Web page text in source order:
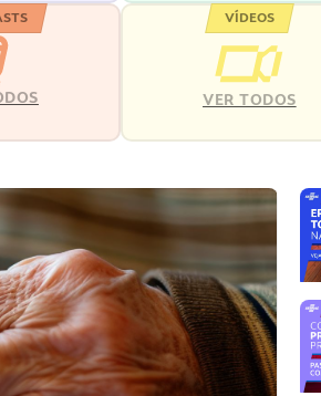
VÍDEOS
VER TODOS